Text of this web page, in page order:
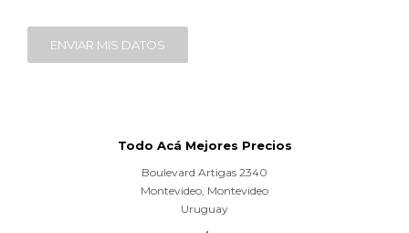
ENVIAR MIS DATOS
Todo Acá Mejores Precios
Boulevard Artigas 2340
Montevideo, Montevideo
Uruguay